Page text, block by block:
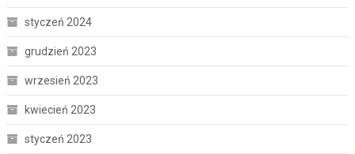
styczeń 2024
grudzień 2023
wrzesień 2023
kwiecień 2023
styczeń 2023